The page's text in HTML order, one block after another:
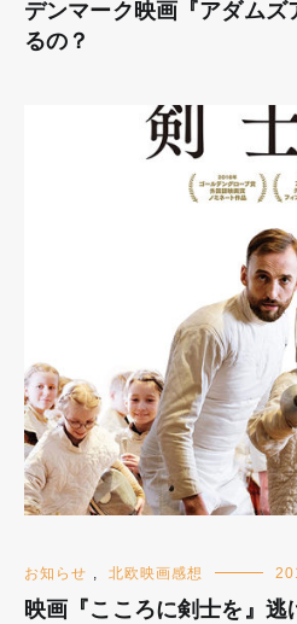
デンマーク映画『アダムズ
るの？
お知らせ , 北欧映画感想
映画『こころに剣士を』逃